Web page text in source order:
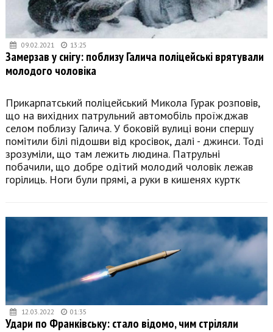
09.02.2021 13:25
Замерзав у снігу: поблизу Галича поліцейські врятували
молодого чоловіка
Прикарпатський поліцейський Микола Гурак розповів,
що на вихідних патрульний автомобіль проїжджав
селом поблизу Галича. У боковій вулиці вони спершу
помітили білі підошви від кросівок, далі - джинси. Тоді
зрозуміли, що там лежить людина. Патрульні
побачили, що добре одітий молодий чоловік лежав
горілиць. Ноги були прямі, а руки в кишенях куртк
12.03.2022 01:35
Удари по Франківську: стало відомо, чим стріляли